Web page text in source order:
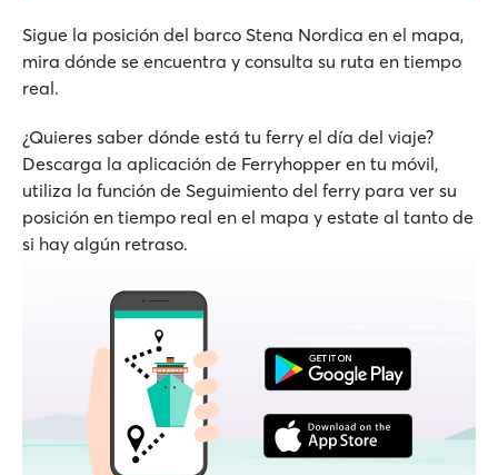
Sigue la posición del barco Stena Nordica en el mapa,
mira dónde se encuentra y consulta su ruta en tiempo
real.
¿Quieres saber dónde está tu ferry el día del viaje?
Descarga la aplicación de Ferryhopper en tu móvil,
utiliza la función de Seguimiento del ferry para ver su
posición en tiempo real en el mapa y estate al tanto de
si hay algún retraso.